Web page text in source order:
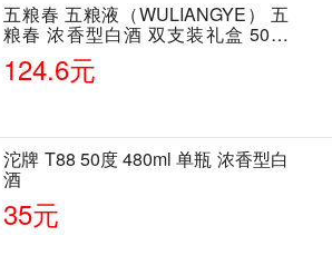
五粮春 五粮液（WULIANGYE） 五
粮春 浓香型白酒 双支装礼盒 50度
500ml*2瓶 含酒具
124.6元
沱牌 T88 50度 480ml 单瓶 浓香型白
酒
35元